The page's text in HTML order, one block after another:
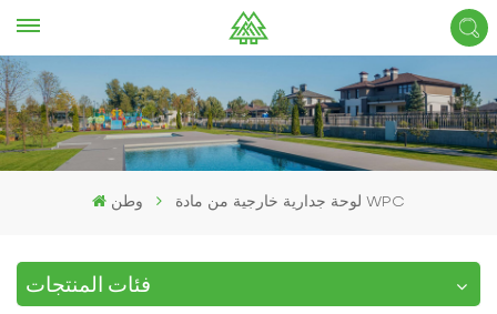
وطن لوحة جدارية خارجية من مادة WPC
فئات المنتجات